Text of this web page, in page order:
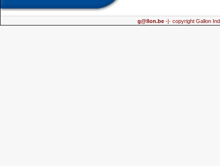
g@llon.be -|- copyright Gallon